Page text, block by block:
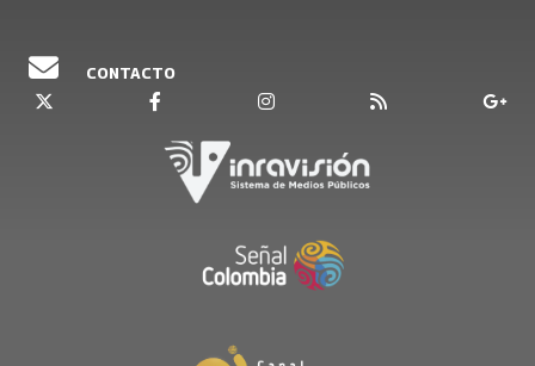
CONTACTO